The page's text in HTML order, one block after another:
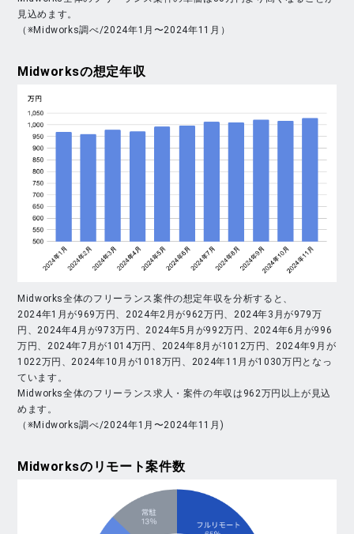
見込めます。
（※Midworks調べ/2024年1月〜2024年11月）
Midworksの想定年収
Midworks全体のフリーランス案件の想定年収を分析すると、
2024年1月が969万円、2024年2月が962万円、2024年3月が979万
円、2024年4月が973万円、2024年5月が992万円、2024年6月が996
万円、2024年7月が1014万円、2024年8月が1012万円、2024年9月が
1022万円、2024年10月が1018万円、2024年11月が1030万円となっ
ています。
Midworks全体のフリーランス求人・案件の年収は962万円以上が見込
めます。
（※Midworks調べ/2024年1月〜2024年11月)
Midworksのリモート案件数